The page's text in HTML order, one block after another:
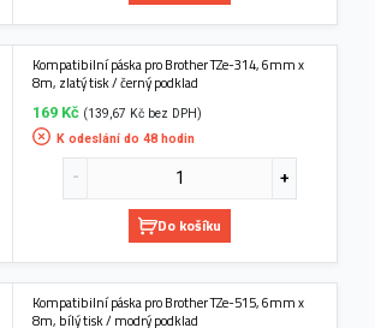
Kompatibilní páska pro Brother TZe-314, 6mm x
8m, zlatý tisk / černý podklad
169 Kč (139,67 Kč bez DPH)
K odeslání do 48 hodin
Do košíku
Kompatibilní páska pro Brother TZe-515, 6mm x
8m, bílý tisk / modrý podklad